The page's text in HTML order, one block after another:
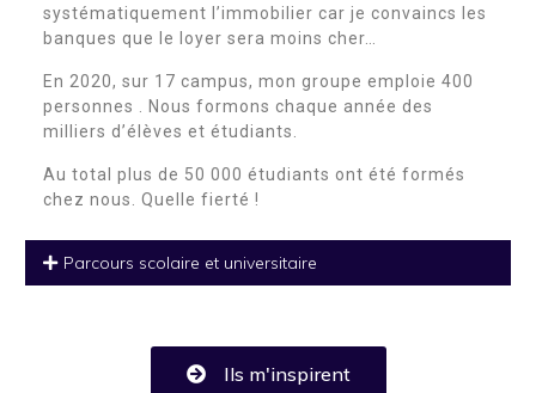
systématiquement l’immobilier car je convaincs les
banques que le loyer sera moins cher…
En 2020, sur 17 campus, mon groupe emploie 400
personnes . Nous formons chaque année des
milliers d’élèves et étudiants.
Au total plus de 50 000 étudiants ont été formés
chez nous. Quelle fierté !
Parcours scolaire et universitaire
Ils m'inspirent